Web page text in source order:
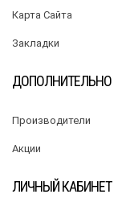
Карта Сайта
Закладки
ДОПОЛНИТЕЛЬНО
Производители
Акции
ЛИЧНЫЙ КАБИНЕТ